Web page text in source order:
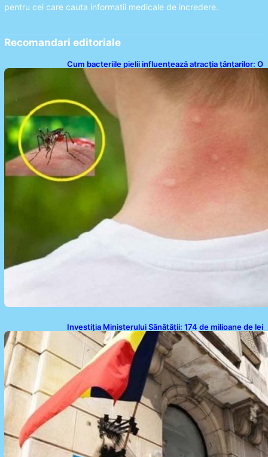
pentru cei care cauta informatii medicale de incredere.
Recomandari editoriale
Cum bacteriile pielii influențează atracția țânțarilor: O
nouă viziune asupra alegerii victimelor
Investiția Ministerului Sănătății: 174 de milioane de lei
pentru modernizarea sistemului sanitar din România